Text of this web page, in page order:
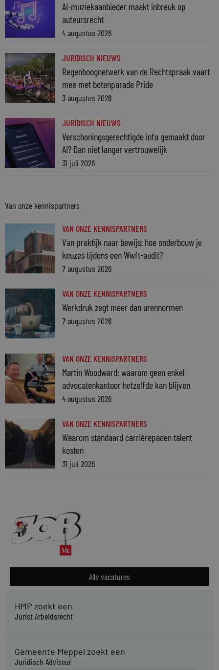
AI-muziekaanbieder maakt inbreuk op
auteursrecht
4 augustus 2026
JURIDISCH NIEUWS
Regenboognetwerk van de Rechtspraak vaart
mee met botenparade Pride
3 augustus 2026
JURIDISCH NIEUWS
Verschoningsgerechtigde info gemaakt door
AI? Dan niet langer vertrouwelijk
31 juli 2026
Van onze kennispartners
VAN ONZE KENNISPARTNERS
Van praktijk naar bewijs: hoe onderbouw je
keuzes tijdens een Wwft-audit?
7 augustus 2026
VAN ONZE KENNISPARTNERS
Werkdruk zegt meer dan urennormen
7 augustus 2026
VAN ONZE KENNISPARTNERS
Martin Woodward: waarom geen enkel
advocatenkantoor hetzelfde kan blijven
4 augustus 2026
VAN ONZE KENNISPARTNERS
Waarom standaard carrièrepaden talent
kosten
31 juli 2026
Alle vacatures
HMP zoekt een
Jurist Arbeidsrecht
Gemeente Meppel zoekt een
Juridisch Adviseur